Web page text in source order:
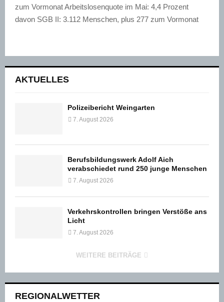
zum Vormonat Arbeitslosenquote im Mai: 4,4 Prozent
davon SGB II: 3.112 Menschen, plus 277 zum Vormonat
AKTUELLES
Polizeibericht Weingarten
7. August 2026
Berufsbildungswerk Adolf Aich
verabschiedet rund 250 junge Menschen
7. August 2026
Verkehrskontrollen bringen Verstöße ans
Licht
7. August 2026
WEITERE BEITRÄGE
REGIONALWETTER